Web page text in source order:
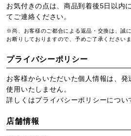
お気付きの点は、商品到着後5日以内
てご連絡ください。
※尚、お客様のご都合による返品・交換は、誠
お断りしておりますので、予めご了承ください
プライバシーポリシー
お客様からいただいた個人情報は、発
使用いたしません。
詳しくはプライバシーポリシーについ
店舗情報